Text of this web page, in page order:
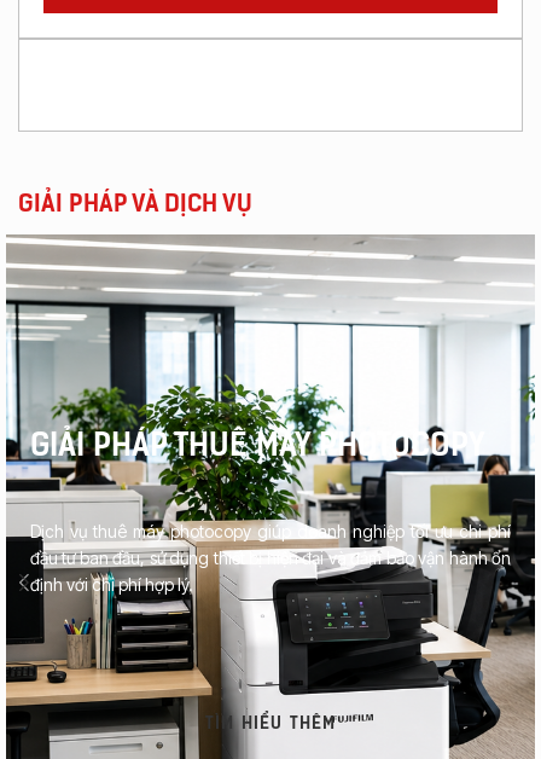
GIẢI PHÁP VÀ DỊCH VỤ
GIẢI PHÁP THUÊ MÁY PHOTOCOPY
Dịch vụ thuê máy photocopy giúp doanh nghiệp tối ưu chi phí
đầu tư ban đầu, sử dụng thiết bị hiện đại và đảm bảo vận hành ổn
định với chi phí hợp lý.
TÌM HIỂU THÊM